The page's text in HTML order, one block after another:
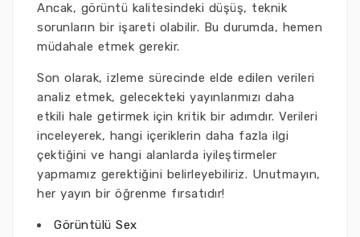
Ancak, görüntü kalitesindeki düşüş, teknik
sorunların bir işareti olabilir. Bu durumda, hemen
müdahale etmek gerekir.
Son olarak, izleme sürecinde elde edilen verileri
analiz etmek, gelecekteki yayınlarımızı daha
etkili hale getirmek için kritik bir adımdır. Verileri
inceleyerek, hangi içeriklerin daha fazla ilgi
çektiğini ve hangi alanlarda iyileştirmeler
yapmamız gerektiğini belirleyebiliriz. Unutmayın,
her yayın bir öğrenme fırsatıdır!
Görüntülü Sex